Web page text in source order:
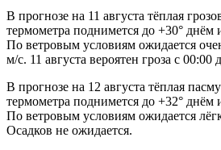
В прогнозе на 11 августа тёплая
термометра поднимется до +30° днём
По ветровым условиям ожидается
м/с. 11 августа вероятен гроза с 00:00
В прогнозе на 12 августа тёплая
термометра поднимется до +32° днём
По ветровым условиям ожидается
Осадков не ожидается.